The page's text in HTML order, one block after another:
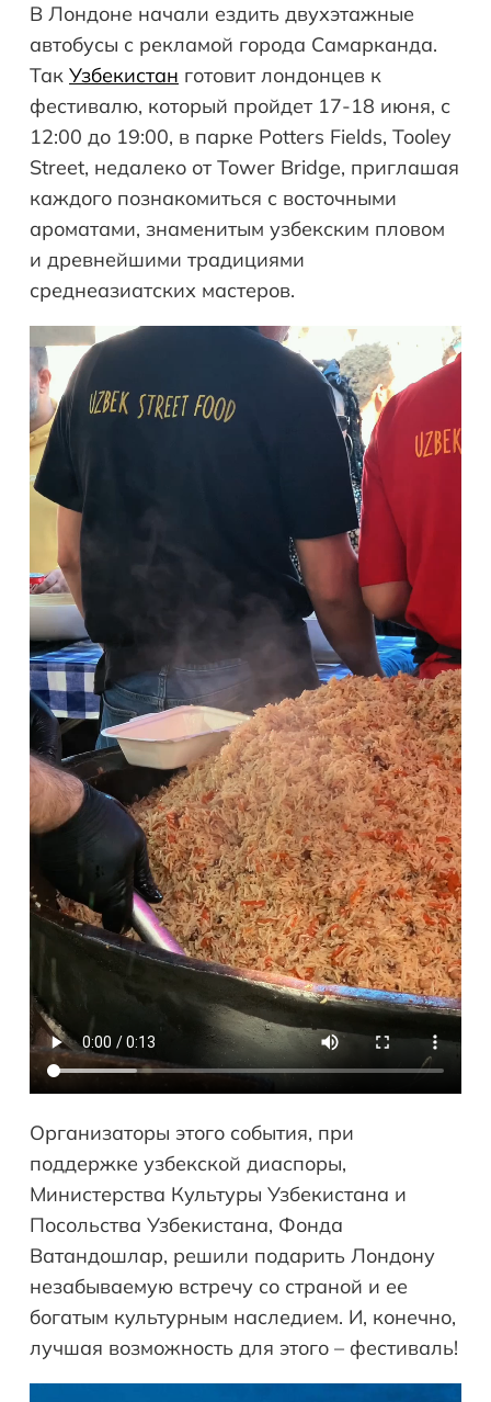
В Лондоне начали ездить двухэтажные
автобусы с рекламой города Самарканда.
Так Узбекистан готовит лондонцев к
фестивалю, который пройдет 17-18 июня, с
12:00 до 19:00, в парке Potters Fields, Tooley
Street, недалеко от Tower Bridge, приглашая
каждого познакомиться с восточными
ароматами, знаменитым узбекским пловом
и древнейшими традициями
среднеазиатских мастеров.
Организаторы этого события, при
поддержке узбекской диаспоры,
Министерства Культуры Узбекистана и
Посольства Узбекистана, Фонда
Ватандошлар, решили подарить Лондону
незабываемую встречу со страной и ее
богатым культурным наследием. И, конечно,
лучшая возможность для этого – фестиваль!